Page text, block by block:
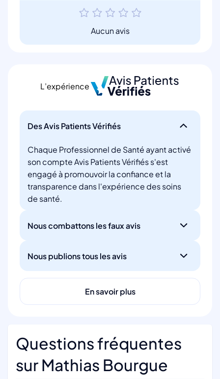
Aucun avis
L’expérience
Des Avis Patients Vérifiés
Chaque Professionnel de Santé ayant activé
son compte Avis Patients Vérifiés s'est
engagé à promouvoir la confiance et la
transparence dans l'expérience des soins
de santé.
Nous combattons les faux avis
Nous publions tous les avis
En savoir plus
Questions fréquentes
sur Mathias Bourgue